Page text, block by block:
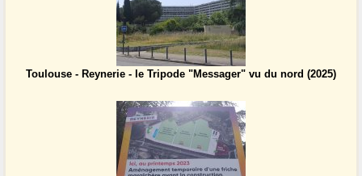
Toulouse - Reynerie - le Tripode "Messager" vu du nord (2025)